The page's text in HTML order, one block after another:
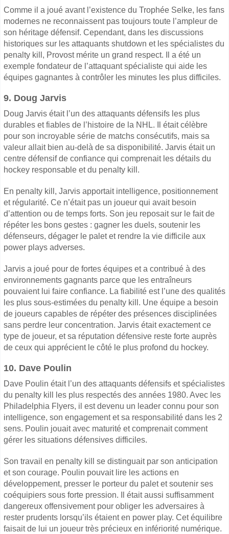
Comme il a joué avant l’existence du Trophée Selke, les fans
modernes ne reconnaissent pas toujours toute l’ampleur de
son héritage défensif. Cependant, dans les discussions
historiques sur les attaquants shutdown et les spécialistes du
penalty kill, Provost mérite un grand respect. Il a été un
exemple fondateur de l’attaquant spécialiste qui aide les
équipes gagnantes à contrôler les minutes les plus difficiles.
9. Doug Jarvis
Doug Jarvis était l’un des attaquants défensifs les plus
durables et fiables de l’histoire de la NHL. Il était célèbre
pour son incroyable série de matchs consécutifs, mais sa
valeur allait bien au-delà de sa disponibilité. Jarvis était un
centre défensif de confiance qui comprenait les détails du
hockey responsable et du penalty kill.
En penalty kill, Jarvis apportait intelligence, positionnement
et régularité. Ce n’était pas un joueur qui avait besoin
d’attention ou de temps forts. Son jeu reposait sur le fait de
répéter les bons gestes : gagner les duels, soutenir les
défenseurs, dégager le palet et rendre la vie difficile aux
power plays adverses.
Jarvis a joué pour de fortes équipes et a contribué à des
environnements gagnants parce que les entraîneurs
pouvaient lui faire confiance. La fiabilité est l’une des qualités
les plus sous-estimées du penalty kill. Une équipe a besoin
de joueurs capables de répéter des présences disciplinées
sans perdre leur concentration. Jarvis était exactement ce
type de joueur, et sa réputation défensive reste forte auprès
de ceux qui apprécient le côté le plus profond du hockey.
10. Dave Poulin
Dave Poulin était l’un des attaquants défensifs et spécialistes
du penalty kill les plus respectés des années 1980. Avec les
Philadelphia Flyers, il est devenu un leader connu pour son
intelligence, son engagement et sa responsabilité dans les 2
sens. Poulin jouait avec maturité et comprenait comment
gérer les situations défensives difficiles.
Son travail en penalty kill se distinguait par son anticipation
et son courage. Poulin pouvait lire les actions en
développement, presser le porteur du palet et soutenir ses
coéquipiers sous forte pression. Il était aussi suffisamment
dangereux offensivement pour obliger les adversaires à
rester prudents lorsqu’ils étaient en power play. Cet équilibre
faisait de lui un joueur très précieux en infériorité numérique.